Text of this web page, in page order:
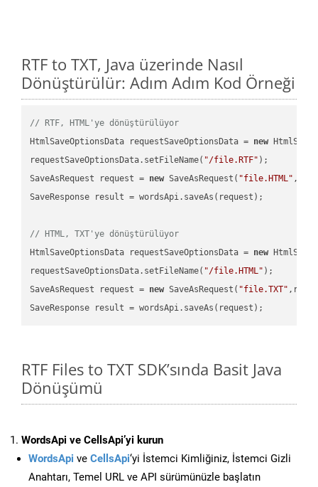
RTF to TXT, Java üzerinde Nasıl
Dönüştürülür: Adım Adım Kod Örneği
// RTF, HTML'ye dönüştürülüyor
HtmlSaveOptionsData requestSaveOptionsData = new
requestSaveOptionsData.setFileName( "/file.RTF" );
SaveAsRequest request = new SaveAsRequest( "file.HTML"
SaveResponse result = wordsApi.saveAs(request);
// HTML, TXT'ye dönüştürülüyor
HtmlSaveOptionsData requestSaveOptionsData = new
requestSaveOptionsData.setFileName( "/file.HTML" );
SaveAsRequest request = new SaveAsRequest( "file.TXT"
RTF Files to TXT SDK’sında Basit Java
Dönüşümü
WordsApi ve CellsApi’yi kurun
WordsApi ve CellsApi‘yi İstemci Kimliğiniz, İstemci Gizli
Anahtarı, Temel URL ve API sürümünüzle başlatın